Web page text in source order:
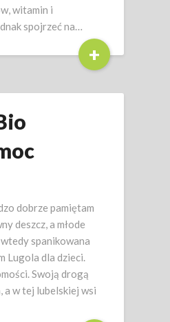
witamin i
spojrzeć na…
+
dobrze pamiętam
deszcz, a młode
spanikowana
Lugola dla dzieci.
Swoją drogą
a w tej lubelskiej wsi